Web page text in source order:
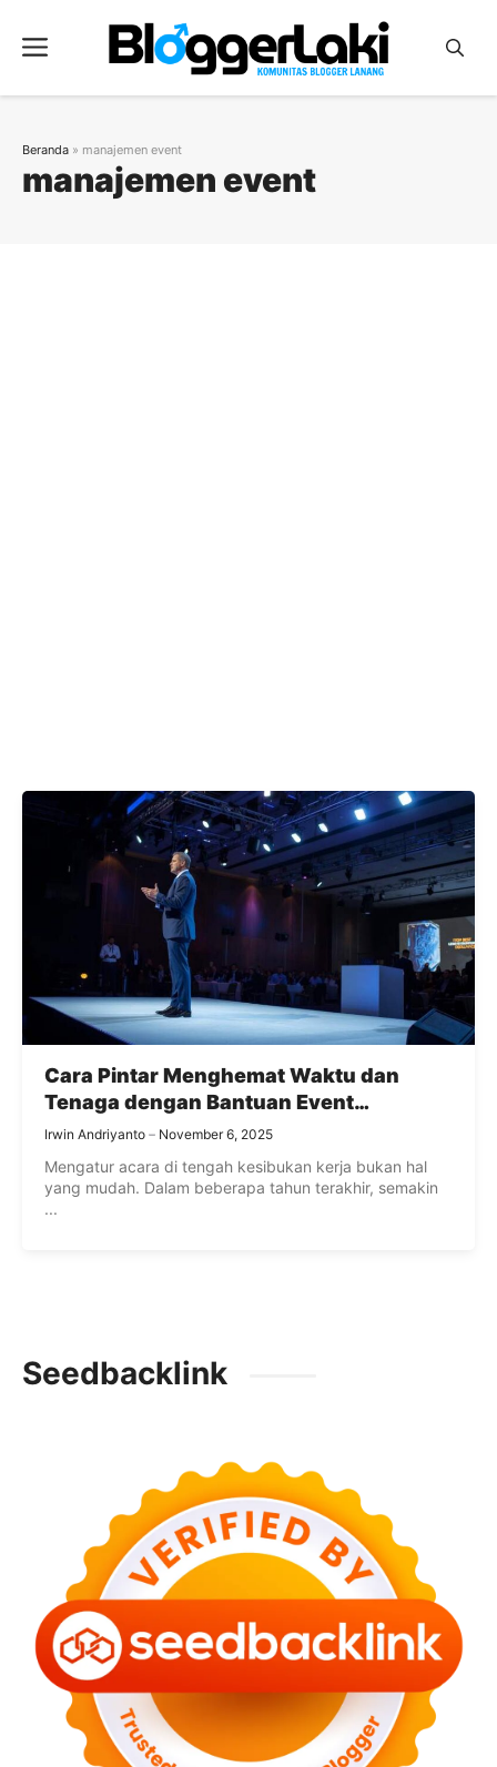
Menu
manajemen event
Beranda » manajemen event
Cara Pintar Menghemat Waktu dan
Tenaga dengan Bantuan Event
Organizer Profesional
Irwin Andriyanto November 6, 2025
Mengatur acara di tengah kesibukan kerja bukan hal
yang mudah. Dalam beberapa tahun terakhir, semakin
...
Seedbacklink